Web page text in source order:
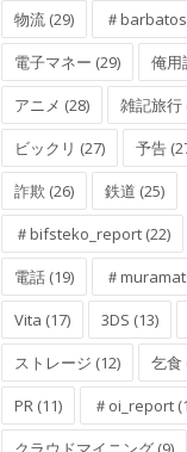
物流 (29)
＃
電子マネー (29)
俺用
アニメ (28)
雑記旅行
ビックリ (27)
予告
詐欺 (26)
鉄道 (25)
＃bifsteko_report (22)
電話 (19)
＃
Vita (17)
3DS (13)
ストレージ (12)
乞食
PR (11)
＃oi_report